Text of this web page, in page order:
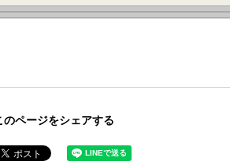
のページをシェアする